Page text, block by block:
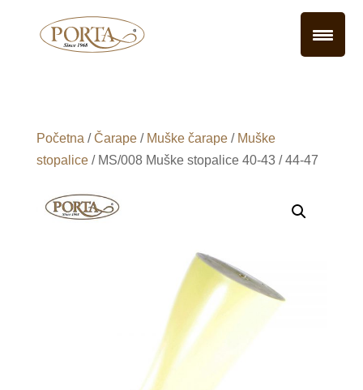
Početna /Čarape/ Muške čarape/ Muške
stopalice/ MS/008 Muške stopalice 40-43 / 44-47